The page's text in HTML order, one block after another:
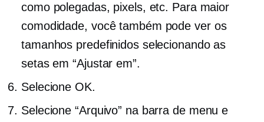
como polegadas, pixels, etc. Para maior
comodidade, você também pode ver os
tamanhos predefinidos selecionando as
setas em “Ajustar em”.
Selecione OK.
Selecione “Arquivo” na barra de menu e